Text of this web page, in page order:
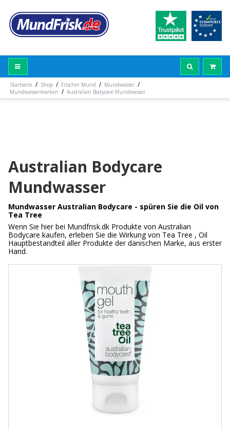
Startseite / Shop / Frischer Mund / Mundwasser /
Mundwassermarken / Australian Bodycare Mundwasser
Australian Bodycare
Mundwasser
Mundwasser Australian Bodycare - spüren Sie die Oil von
Tea Tree
Wenn Sie hier bei Mundfrisk.dk Produkte von Australian
Bodycare kaufen, erleben Sie die Wirkung von Tea Tree , Oil
Hauptbestandteil aller Produkte der dänischen Marke, aus erster
Hand.